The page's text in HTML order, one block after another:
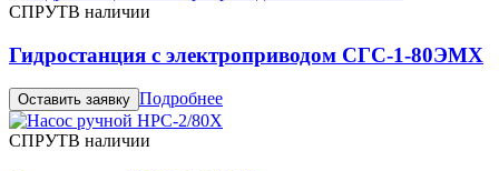
СПРУТВ наличии
Гидростанция с электроприводом СГС-1-80ЭМХ
Оставить заявку Подробнее
СПРУТВ наличии